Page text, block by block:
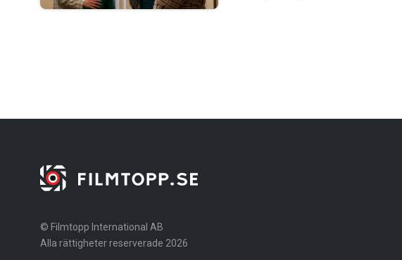
© Filmtopp International AB
Alla rättigheter reserverade 2026